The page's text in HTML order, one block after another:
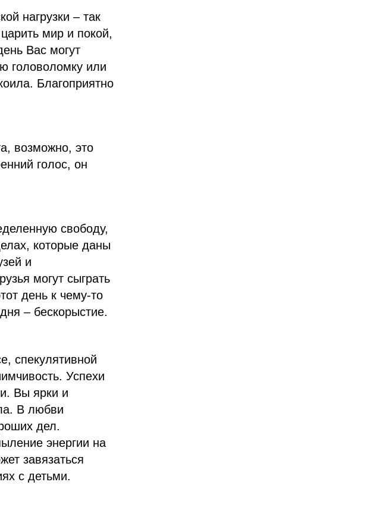
нагрузки – так
мир и покой,
Вас могут
головоломку или
Благоприятно
возможно, это
голос, он
свободу,
которые даны
и
могут сыграть
день к чему-то
– бескорыстие.
спекулятивной
Успехи
Вы ярки и
В любви
дел.
энергии на
завязаться
с детьми.